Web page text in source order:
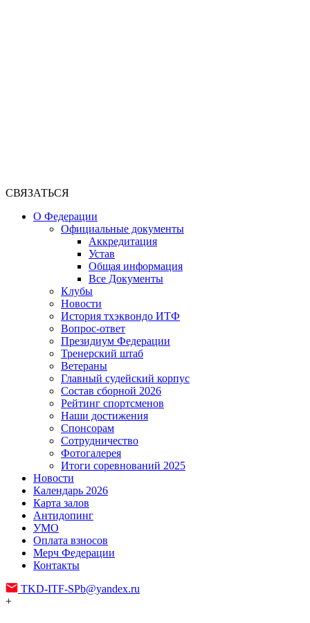
СВЯЗАТЬСЯ
О Федерации
Официальные документы
Аккредитация
Устав
Общая информация
Все Документы
Клубы
Новости
История тхэквондо ИТФ
Вопрос-ответ
Президиум Федерации
Тренерский штаб
Ветераны
Главный судейский корпус
Состав сборной 2026
Рейтинг спортсменов
Наши достижения
Спонсорам
Сотрудничество
Фотогалерея
Итоги соревнований 2025
Новости
Календарь 2026
Карта залов
Антидопинг
УМО
Оплата взносов
Мерч Федерации
Контакты
TKD-ITF-SPb@yandex.ru
+